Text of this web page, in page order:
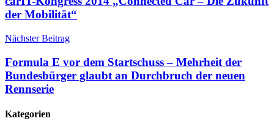
der Mobilität“
Nächster Beitrag
Formula E vor dem Startschuss – Mehrheit der
Bundesbürger glaubt an Durchbruch der neuen
Rennserie
Kategorien